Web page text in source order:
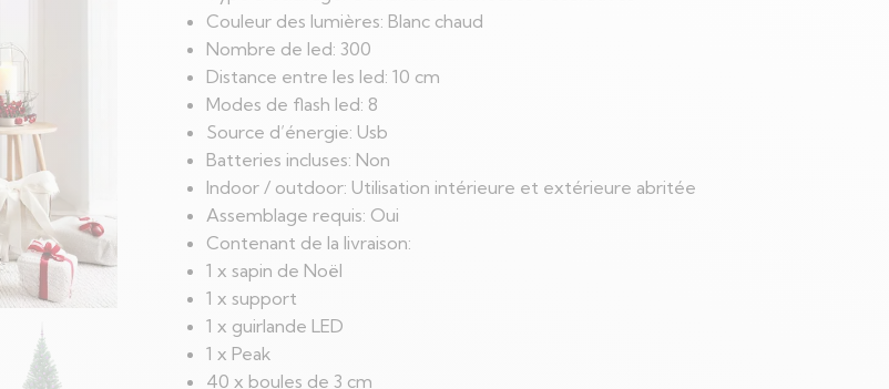
Couleur des lumières: Blanc chaud
Nombre de led: 300
Distance entre les led: 10 cm
Modes de flash led: 8
Source d’énergie: Usb
Batteries incluses: Non
Indoor / outdoor: Utilisation intérieure et extérieure abritée
Assemblage requis: Oui
Contenant de la livraison:
1 x sapin de Noël
1 x support
1 x guirlande LED
1 x Peak
40 x boules de 3 cm